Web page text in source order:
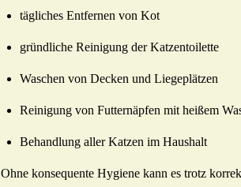
tägliches Entfernen von Kot
gründliche Reinigung der Katzentoilette
Waschen von Decken und Liegeplätzen
Reinigung von Futternäpfen mit heißem
Behandlung aller Katzen im Haushalt
Ohne konsequente Hygiene kann es trotz